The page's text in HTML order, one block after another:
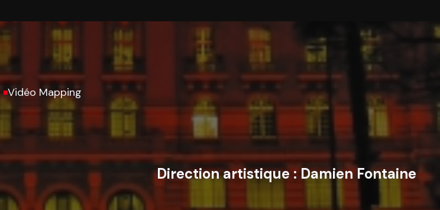
Vidéo Mapping
Direction artistique : Damien Fontaine